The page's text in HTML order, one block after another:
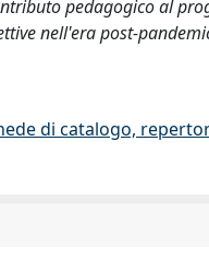
pedagogico al
nell'era post-
di catalogo,